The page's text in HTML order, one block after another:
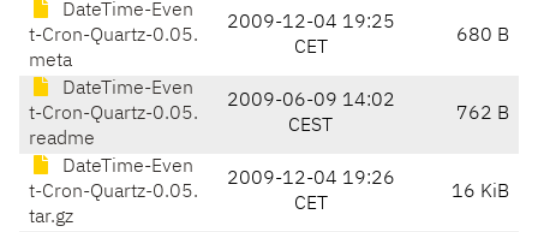
DateTime-Even
t-Cron-Quartz-0.05.
meta
2009-12-04 19:25
CET
680 B
DateTime-Even
t-Cron-Quartz-0.05.
readme
2009-06-09 14:02
CEST
762 B
DateTime-Even
t-Cron-Quartz-0.05.
tar.gz
2009-12-04 19:26
CET
16 KiB